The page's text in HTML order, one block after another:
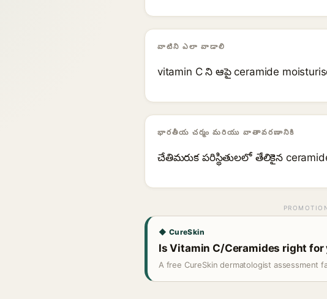
వాటిని ఎలా వాడాలి
vitamin C ని ఆపై ceramide
భారతీయ చర్మం మరియు వాతావరణానికి
చేతిమరుక పరిస్థితులలో తేలికైన
◆ CureSkin
Is Vitamin C/Ceramides right for
A free CureSkin dermatologist assessment